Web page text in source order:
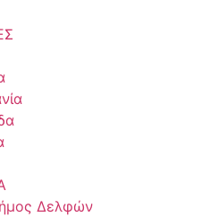
Δελφών